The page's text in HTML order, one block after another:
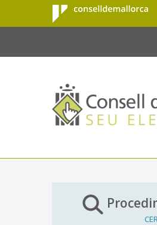
Salta al contingut principal
Consell de
Mallorca